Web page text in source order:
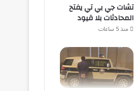
تشات جي بي تي يفتح
المحادثات بلا قيود
منذ 5 ساعات